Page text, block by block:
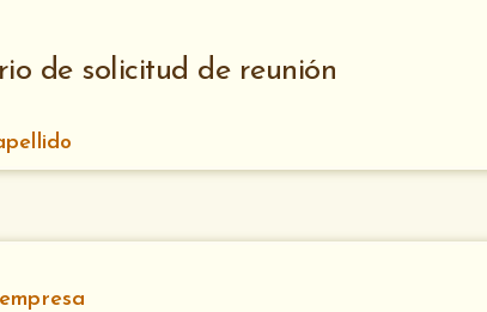
de solicitud de reunión